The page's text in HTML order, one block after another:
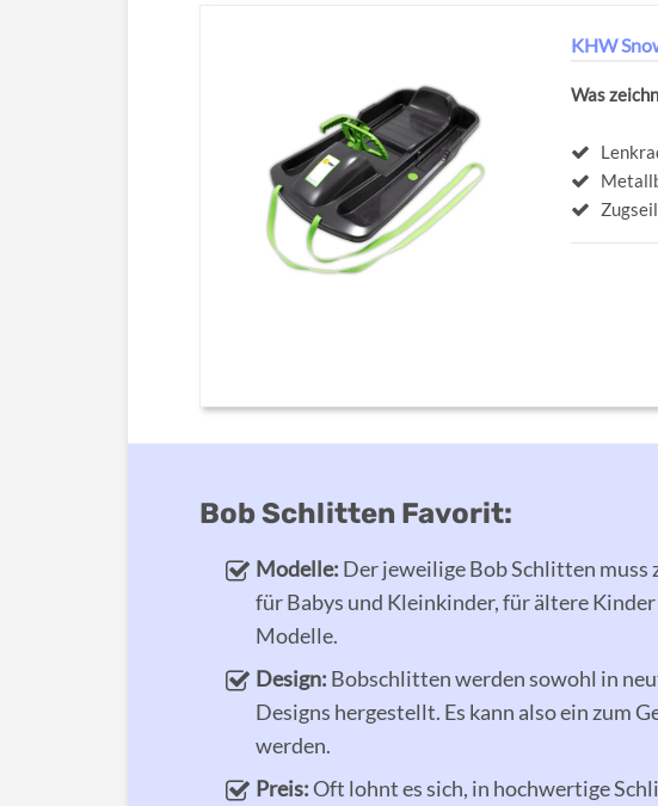
KHW
Was
Zugseil
Bob Schlitten Favorit:
Modelle: Der jeweilige Bob Schlitten muss
für Babys und Kleinkinder, für ältere
Modelle.
Design: Bobschlitten werden sowohl in
Designs hergestellt. Es kann also ein zum
werden.
Preis:Oft lohnt es sich, in hochwertige